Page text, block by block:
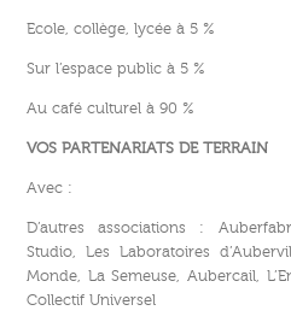
Ecole, collège, lycée à 5 %
Sur l’espace public à 5 %
Au café culturel à 90 %
VOS PARTENARIATS DE TERRAIN
Avec :
D’autres associations :
Studio, Les Laboratoires
Monde, La Semeuse, Aubercail,
Collectif Universel